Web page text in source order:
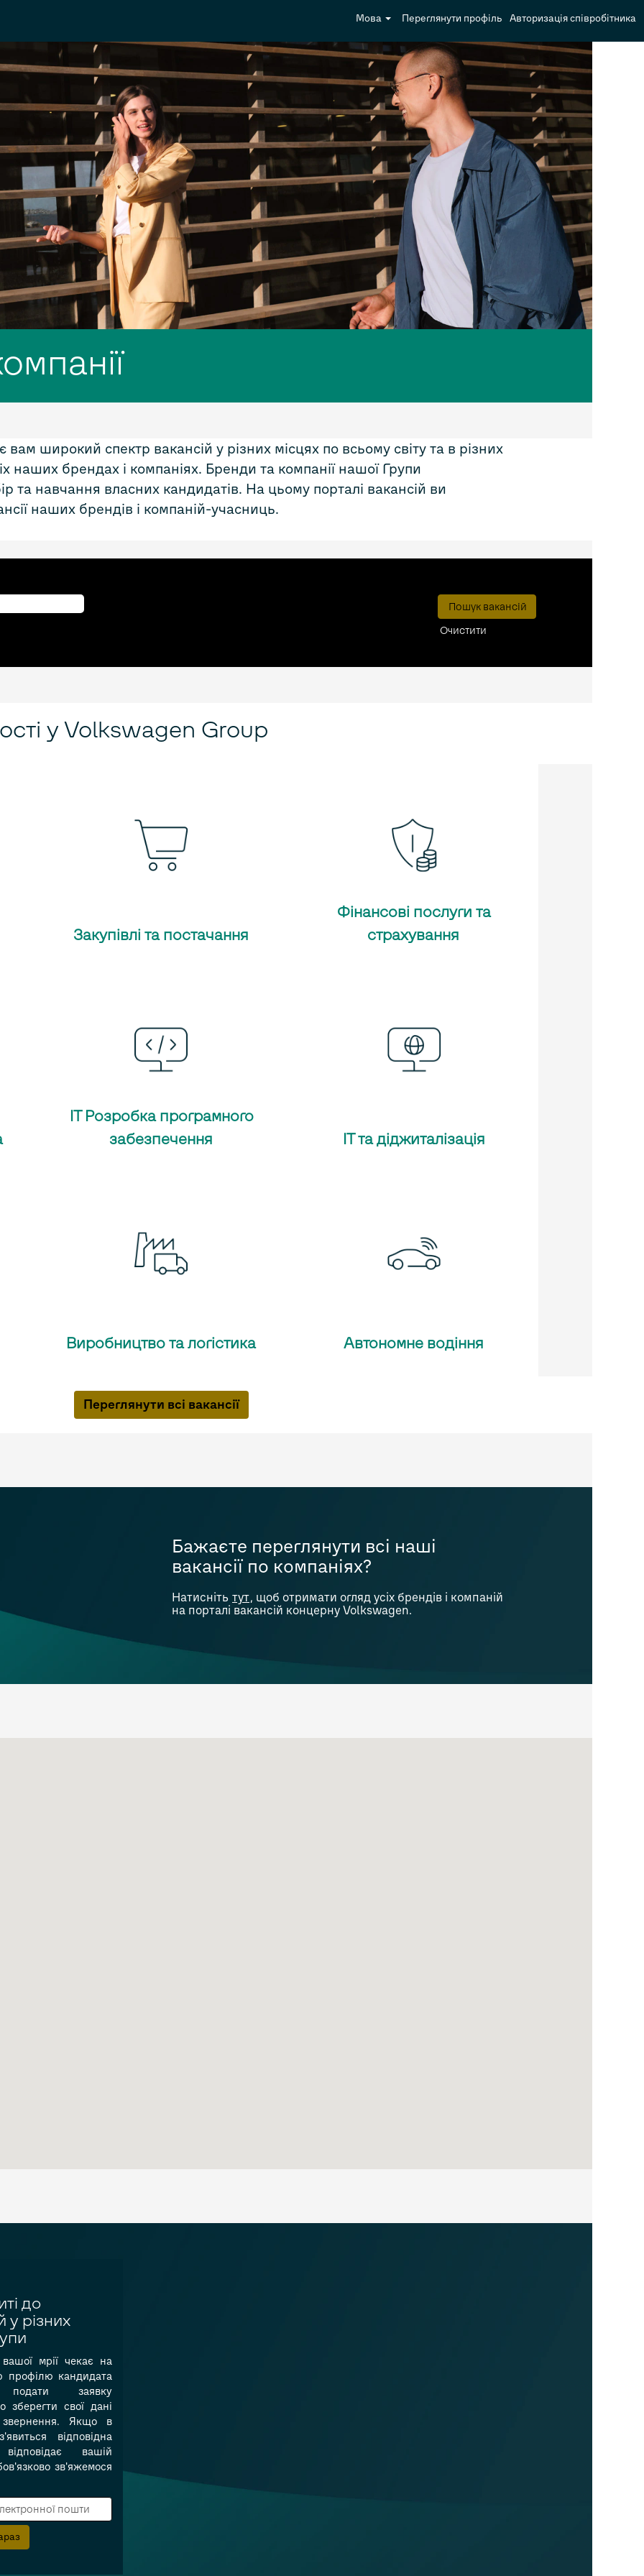
Мова Переглянути профіль Авторизація співробітника
широкий спектр вакансій у різних місцях по всьому світу та в різних
наших брендах і компаніях. Бренди та компанії нашої Групи
та навчання власних кандидатів. На цьому порталі вакансій ви
наших брендів і компаній-учасниць.
Очистити
у Volkswagen Group
Закупівлі та постачання
Фінансові послуги та
страхування
ІТ Розробка програмного
забезпечення
ІТ та діджиталізація
Виробництво та логістика Автономне водіння
Переглянути всі вакансії
Бажаєте переглянути всі наші
вакансії по компаніях?
Натисніть тут, щоб отримати огляд усіх брендів і компаній
на порталі вакансій концерну Volkswagen.
до
у різних
мрії чекає на
профілю кандидата
заявку
зберегти свої дані
Якщо в
відповідна
вашій
зв'яжемося